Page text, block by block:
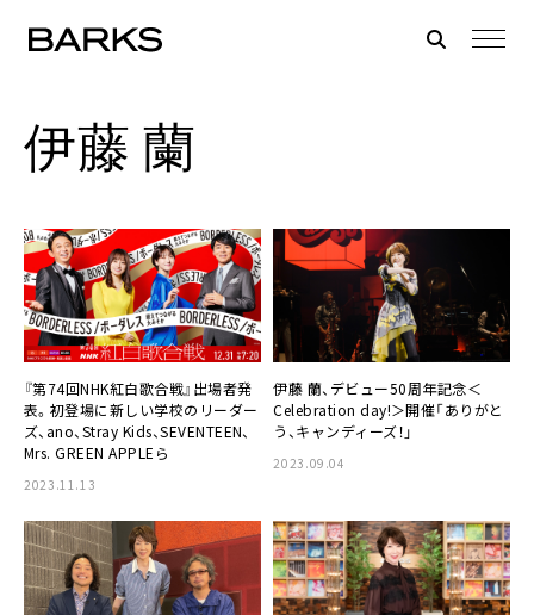
伊藤 蘭
『第74回NHK紅白歌合戦』出場者発
表。初登場に新しい学校のリーダー
ズ、ano、Stray Kids、SEVENTEEN、
Mrs. GREEN APPLEら
2023.11.13
伊藤 蘭、デビュー50周年記念＜
Celebration day!＞開催「ありがと
う、キャンディーズ！」
2023.09.04